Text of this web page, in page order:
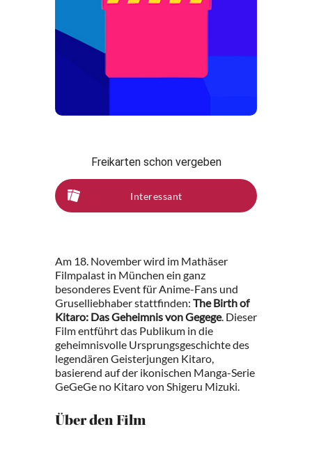
Freikarten schon vergeben
Interessant
Am 18. November wird im Mathäser
Filmpalast in München ein ganz
besonderes Event für Anime-Fans und
Gruselliebhaber stattfinden: The Birth of
Kitaro: Das Geheimnis von Gegege. Dieser
Film entführt das Publikum in die
geheimnisvolle Ursprungsgeschichte des
legendären Geisterjungen Kitaro,
basierend auf der ikonischen Manga-Serie
GeGeGe no Kitaro von Shigeru Mizuki.
Über den Film